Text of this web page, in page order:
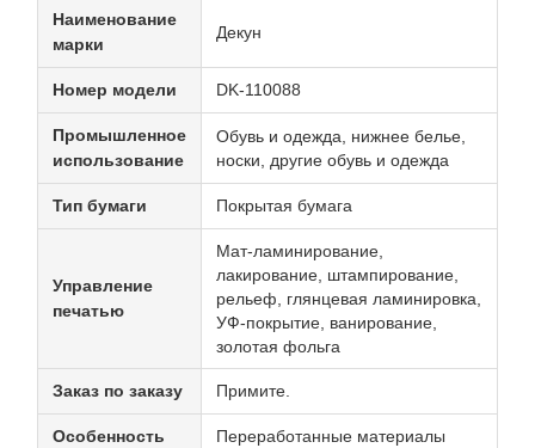
Наименование
марки
Декун
Номер модели DK-110088
Промышленное
использование
Обувь и одежда, нижнее белье,
носки, другие обувь и одежда
Тип бумаги Покрытая бумага
Управление
печатью
Мат-ламинирование,
лакирование, штампирование,
рельеф, глянцевая ламинировка,
УФ-покрытие, ванирование,
золотая фольга
Заказ по заказу Примите.
Особенность Переработанные материалы